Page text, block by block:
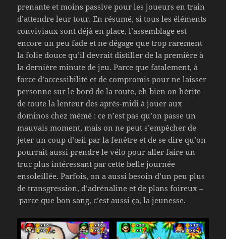
prenante et moins passive pour les joueurs en train
d’attendre leur tour. En résumé, si tous les éléments
conviviaux sont déjà en place, l’assemblage est
encore un peu fade et ne dégage que trop rarement
la folie douce qu’il devrait distiller de la première à
la dernière minute de jeu. Parce que fatalement, à
force d’accessibilité et de compromis pour ne laisser
personne sur le bord de la route, eh bien on hérite
de toute la lenteur des après-midi à jouer aux
dominos chez mémé : ce n’est pas qu’on passe un
mauvais moment, mais on ne peut s’empêcher de
jeter un coup d’œil par la fenêtre et de se dire qu’on
pourrait aussi prendre le vélo pour aller faire un
truc plus intéressant par cette belle journée
ensoleillée. Parfois, on a aussi besoin d’un peu plus
de transgression, d’adrénaline et de plans foireux –
parce que bon sang, c’est aussi ça, la jeunesse.